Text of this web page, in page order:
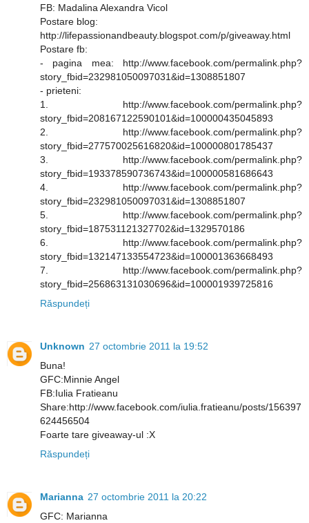
FB: Madalina Alexandra Vicol
Postare blog:
http://lifepassionandbeauty.blogspot.com/p/giveaway.html
Postare fb:
- pagina mea: http://www.facebook.com/permalink.php?
story_fbid=232981050097031&id=1308851807
- prieteni:
1. http://www.facebook.com/permalink.php?
story_fbid=208167122590101&id=100000435045893
2. http://www.facebook.com/permalink.php?
story_fbid=277570025616820&id=100000801785437
3. http://www.facebook.com/permalink.php?
story_fbid=193378590736743&id=100000581686643
4. http://www.facebook.com/permalink.php?
story_fbid=232981050097031&id=1308851807
5. http://www.facebook.com/permalink.php?
story_fbid=187531121327702&id=1329570186
6. http://www.facebook.com/permalink.php?
story_fbid=132147133554723&id=100001363668493
7. http://www.facebook.com/permalink.php?
story_fbid=256863131030696&id=100001939725816
Răspundeți
Unknown 27 octombrie 2011 la 19:52
Buna!
GFC:Minnie Angel
FB:Iulia Fratieanu
Share:http://www.facebook.com/iulia.fratieanu/posts/156397
624456504
Foarte tare giveaway-ul :X
Răspundeți
Marianna 27 octombrie 2011 la 20:22
GFC: Marianna